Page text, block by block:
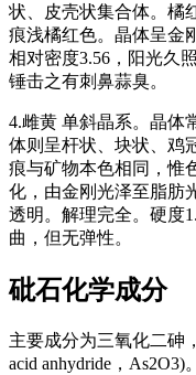
状、皮壳状集合体。橘
痕浅橘红色。晶体呈金
相对密度3.56，阳光久
锤击之有刺鼻蒜臭。
4.雌黄 单斜晶系。晶体
体则呈杆状、块状、鸡
痕与矿物本色相同，惟
化，由金刚光泽至脂肪
透明。解理完全。硬度
曲，但无弹性。
砒石化学成分
主要成分为三氧化二砷
acid anhydride，